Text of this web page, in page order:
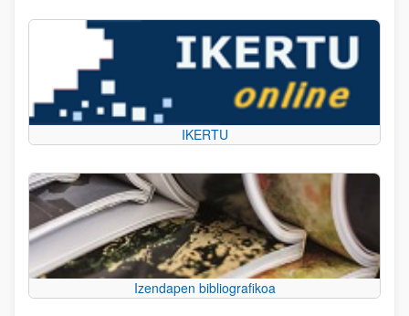
IKERTU
Izendapen bibliografikoa